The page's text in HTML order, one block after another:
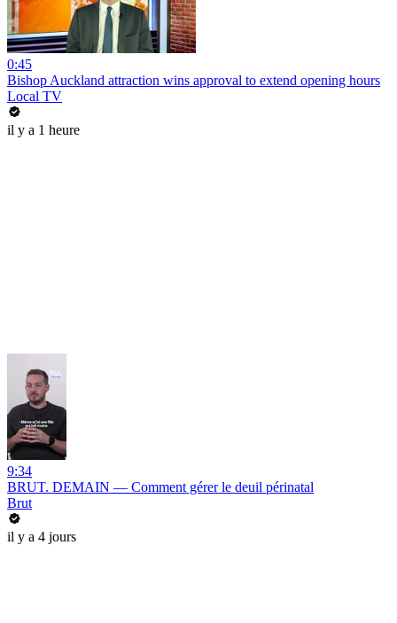
0:45
Bishop Auckland attraction wins approval to extend opening hours
Local TV
il y a 1 heure
9:34
BRUT. DEMAIN — Comment gérer le deuil périnatal
Brut
il y a 4 jours